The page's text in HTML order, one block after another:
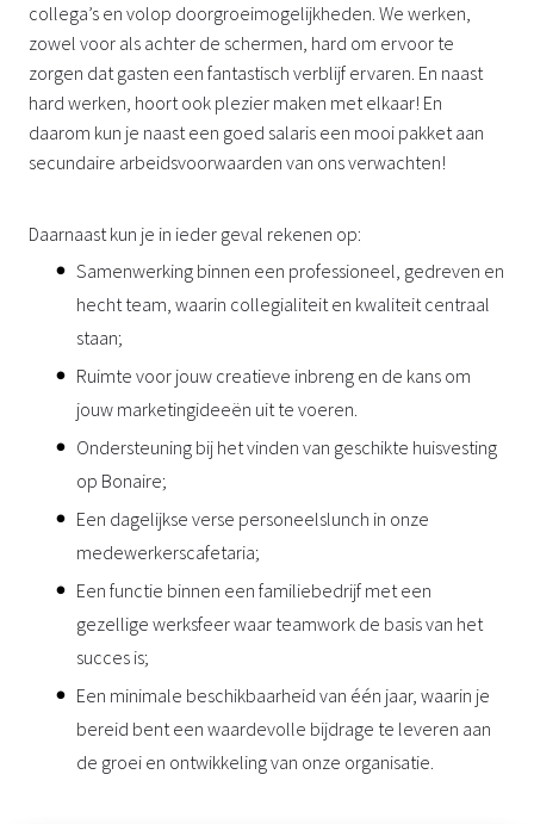
collega’s en volop doorgroeimogelijkheden. We werken,
zowel voor als achter de schermen, hard om ervoor te
zorgen dat gasten een fantastisch verblijf ervaren. En naast
hard werken, hoort ook plezier maken met elkaar! En
daarom kun je naast een goed salaris een mooi pakket aan
secundaire arbeidsvoorwaarden van ons verwachten!
Daarnaast kun je in ieder geval rekenen op:
Samenwerking binnen een professioneel, gedreven en
hecht team, waarin collegialiteit en kwaliteit centraal
staan;
Ruimte voor jouw creatieve inbreng en de kans om
jouw marketingideeën uit te voeren.
Ondersteuning bij het vinden van geschikte huisvesting
op Bonaire;
Een dagelijkse verse personeelslunch in onze
medewerkerscafetaria;
Een functie binnen een familiebedrijf met een
gezellige werksfeer waar teamwork de basis van het
succes is;
Een minimale beschikbaarheid van één jaar, waarin je
bereid bent een waardevolle bijdrage te leveren aan
de groei en ontwikkeling van onze organisatie.